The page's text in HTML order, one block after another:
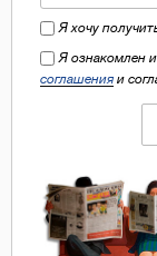
Я хочу
Я ознакомлен
соглашения и